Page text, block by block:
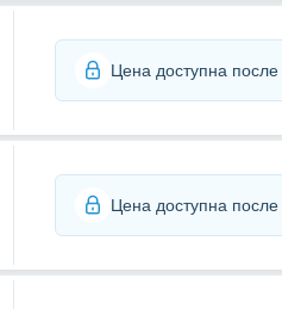
Цена доступна после
Цена доступна после